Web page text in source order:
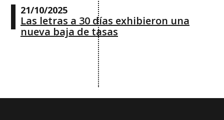
21/10/2025
Las letras a 30 días exhibieron una
nueva baja de tasas